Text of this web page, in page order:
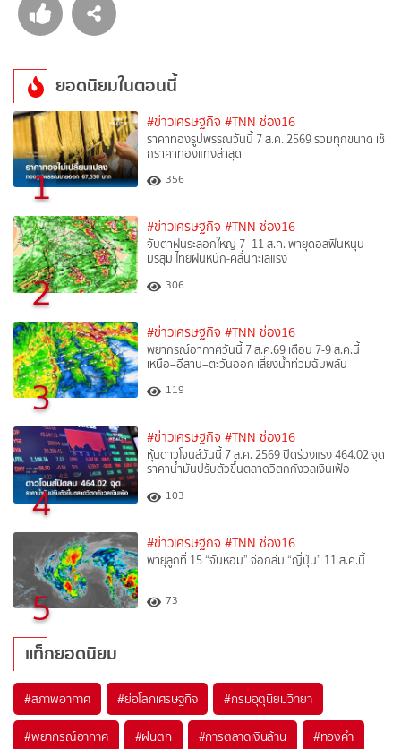
ยอดนิยมในตอนนี้
1
#ข่าวเศรษฐกิจ #TNN ช่อง16
ราคาทองรูปพรรณวันนี้ 7 ส.ค. 2569 รวมทุกขนาด เช็
กราคาทองแท่งล่าสุด
356
2
#ข่าวเศรษฐกิจ #TNN ช่อง16
จับตาฝนระลอกใหญ่ 7–11 ส.ค. พายุดอลฟินหนุน
มรสุม ไทยฝนหนัก-คลื่นทะเลแรง
306
3
#ข่าวเศรษฐกิจ #TNN ช่อง16
พยากรณ์อากาศวันนี้ 7 ส.ค.69 เตือน 7-9 ส.ค.นี้
เหนือ–อีสาน–ตะวันออก เสี่ยงน้ำท่วมฉับพลัน
119
4
#ข่าวเศรษฐกิจ #TNN ช่อง16
หุ้นดาวโจนส์วันนี้ 7 ส.ค. 2569 ปิดร่วงแรง 464.02 จุด
ราคาน้ำมันปรับตัวขึ้นตลาดวิตกกังวลเงินเฟ้อ
103
5
#ข่าวเศรษฐกิจ #TNN ช่อง16
พายุลูกที่ 15 “จันหอม” จ่อถล่ม “ญี่ปุ่น” 11 ส.ค.นี้
73
แท็กยอดนิยม
#สภาพอากาศ #ย่อโลกเศรษฐกิจ #กรมอุตุนิยมวิทยา
#พยากรณ์อากาศ #ฝนตก #การตลาดเงินล้าน #ทองคำ